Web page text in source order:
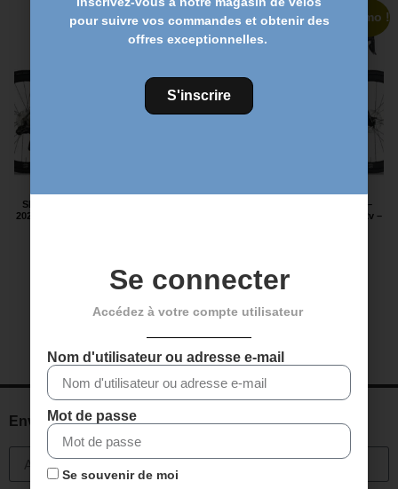
Promo !
SENSA GIULIA GT – PROJECT Z –
2027 – SHIMANO ULTEGRA DI2 12v –
Choix des options
Promo !
SENSA GIULIA GT – PROJET Z –
2027 – SHIMANO ULTEGRA DI2 12v –
Choix des options
Envie de recevoir nos nouveautés et nos offres ?
pour suivre vos commandes et obtenir des
offres exceptionnelles.
S'inscrire
Se connecter
Accédez à votre compte utilisateur
Nom d'utilisateur ou adresse e-mail
Mot de passe
Se souvenir de moi